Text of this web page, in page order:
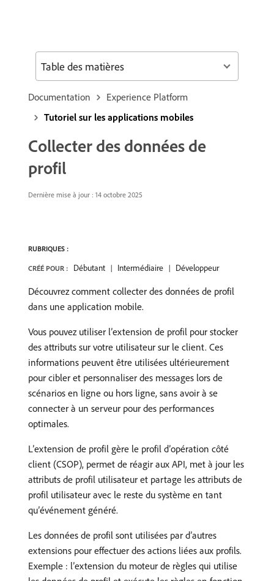
Documentation
Experience Platform
Tutoriel sur les applications mobiles
Collecter des données de
profil
Dernière mise à jour : 14 octobre 2025
RUBRIQUES :
CRÉÉ POUR : Débutant Intermédiaire Développeur
Découvrez comment collecter des données de profil
dans une application mobile.
Vous pouvez utiliser l’extension de profil pour stocker
des attributs sur votre utilisateur sur le client. Ces
informations peuvent être utilisées ultérieurement
pour cibler et personnaliser des messages lors de
scénarios en ligne ou hors ligne, sans avoir à se
connecter à un serveur pour des performances
optimales.
L’extension de profil gère le profil d’opération côté
client (CSOP), permet de réagir aux API, met à jour les
attributs de profil utilisateur et partage les attributs de
profil utilisateur avec le reste du système en tant
qu’événement généré.
Les données de profil sont utilisées par d’autres
extensions pour effectuer des actions liées aux profils.
Exemple : l’extension du moteur de règles qui utilise
Table des matières